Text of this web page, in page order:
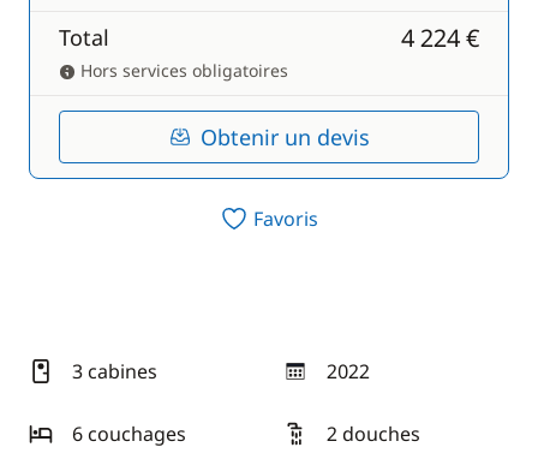
Total 4 224 €
Hors services obligatoires
Obtenir un devis
Favoris
3 cabines 2022
année
6 couchages
2 douches